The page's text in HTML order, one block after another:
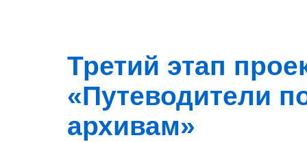
Третий этап
«Путеводители
архивам»